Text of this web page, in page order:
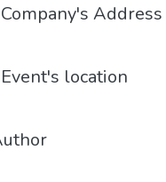
Address
location